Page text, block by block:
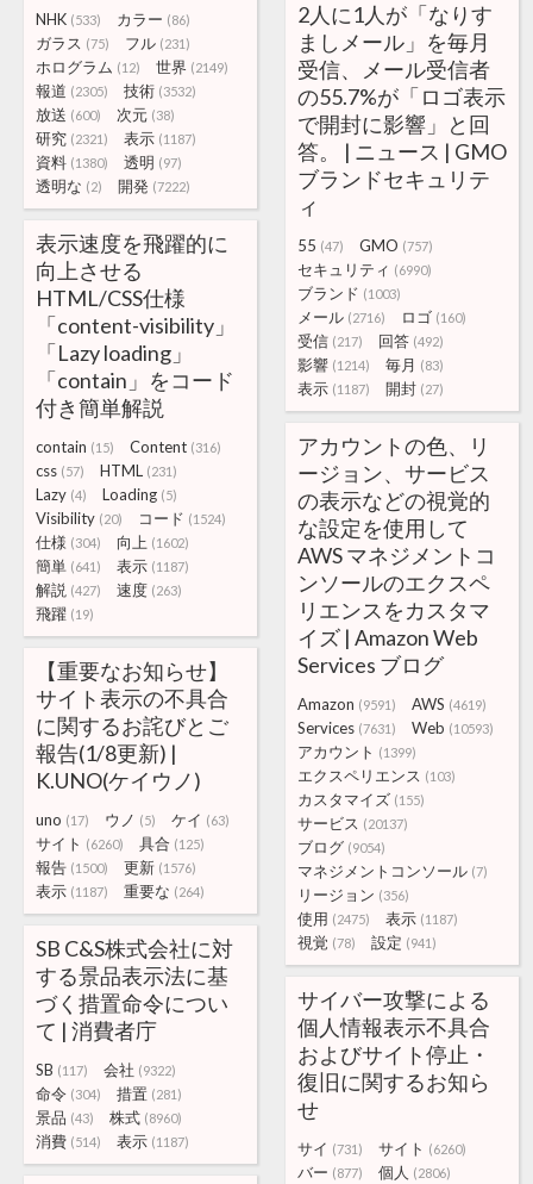
NHK (533) カラー (86)
ガラス (75) フル (231)
ホログラム (12) 世界 (2149)
報道 (2305) 技術 (3532)
放送 (600) 次元 (38)
研究 (2321) 表示 (1187)
資料 (1380) 透明 (97)
透明な (2) 開発 (7222)
2人に1人が「なりす
ましメール」を毎月
受信、メール受信者
の55.7%が「ロゴ表示
で開封に影響」と回
答。 | ニュース | GMO
ブランドセキュリテ
ィ
55 (47) GMO (757)
セキュリティ (6990)
ブランド (1003)
メール (2716) ロゴ (160)
受信 (217) 回答 (492)
影響 (1214) 毎月 (83)
表示 (1187) 開封 (27)
表示速度を飛躍的に
向上させる
HTML/CSS仕様
「content-visibility」
「Lazy loading」
「contain」をコード
付き簡単解説
contain (15) Content (316)
css (57) HTML (231)
Lazy (4) Loading (5)
Visibility (20) コード (1524)
仕様 (304) 向上 (1602)
簡単 (641) 表示 (1187)
解説 (427) 速度 (263)
飛躍 (19)
アカウントの色、リ
ージョン、サービス
の表示などの視覚的
な設定を使用して
AWS マネジメントコ
ンソールのエクスペ
リエンスをカスタマ
イズ | Amazon Web
Services ブログ
Amazon (9591) AWS (4619)
Services (7631) Web (10593)
アカウント (1399)
エクスペリエンス (103)
カスタマイズ (155)
サービス (20137)
ブログ (9054)
マネジメントコンソール (7)
リージョン (356)
使用 (2475) 表示 (1187)
視覚 (78) 設定 (941)
【重要なお知らせ】
サイト表示の不具合
に関するお詫びとご
報告(1/8更新) |
K.UNO(ケイウノ)
uno (17) ウノ (5) ケイ (63)
サイト (6260) 具合 (125)
報告 (1500) 更新 (1576)
表示 (1187) 重要な (264)
SB C&S株式会社に対
する景品表示法に基
づく措置命令につい
て | 消費者庁
SB (117) 会社 (9322)
命令 (304) 措置 (281)
景品 (43) 株式 (8960)
消費 (514) 表示 (1187)
サイバー攻撃による
個人情報表示不具合
およびサイト停止・
復旧に関するお知ら
せ
サイ (731) サイト (6260)
バー (877) 個人 (2806)